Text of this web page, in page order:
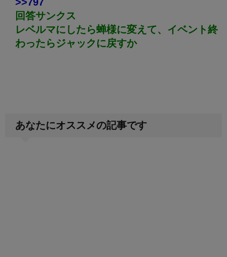
回答サンクス
レベルマにしたら蝉様に変えて、イベント終
わったらジャックに戻すか
あなたにオススメの記事です